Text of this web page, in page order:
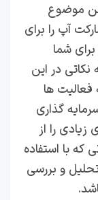
موضوع
آپ را برای
شما
نکاتی در این
فعالیت ها
گذاری
را از
که با استفاده
و بررسی